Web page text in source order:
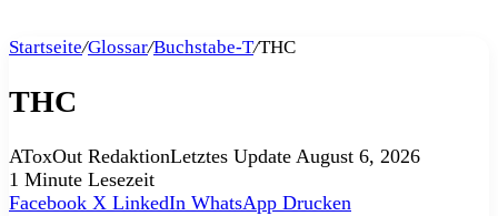
Startseite/Glossar/Buchstabe-T/THC
THC
AToxOut RedaktionLetztes Update August 6, 2026
1 Minute Lesezeit
Facebook X LinkedIn WhatsApp Drucken